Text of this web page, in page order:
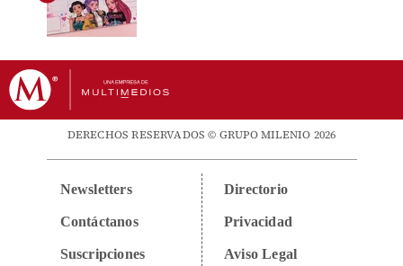
DERECHOS RESERVADOS © GRUPO MILENIO 2026
Newsletters
Contáctanos
Suscripciones
Directorio
Privacidad
Aviso Legal